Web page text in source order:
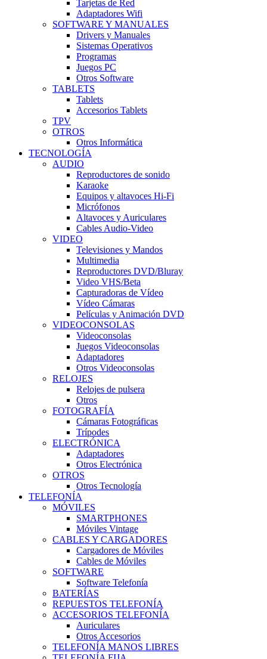
Tarjetas de Red
Adaptadores Wifi
SOFTWARE Y MANUALES
Drivers y Manuales
Sistemas Operativos
Programas
Juegos PC
Otros Software
TABLETS
Tablets
Accesorios Tablets
TPV
OTROS
Otros Informática
TECNOLOGÍA
AUDIO
Reproductores de sonido
Karaoke
Equipos y altavoces Hi-Fi
Micrófonos
Altavoces y Auriculares
Cables Audio-Video
VIDEO
Televisiones y Mandos
Multimedia
Reproductores DVD/Bluray
Video VHS/Beta
Capturadoras de Vídeo
Vídeo Cámaras
Películas y Animación DVD
VIDEOCONSOLAS
Videoconsolas
Juegos Videoconsolas
Adaptadores
Otros Videoconsolas
RELOJES
Relojes de pulsera
Otros
FOTOGRAFÍA
Cámaras Fotográficas
Trípodes
ELECTRÓNICA
Adaptadores
Otros Electrónica
OTROS
Otros Tecnología
TELEFONÍA
MÓVILES
SMARTPHONES
Móviles Vintage
CABLES Y CARGADORES
Cargadores de Móviles
Cables de Móviles
SOFTWARE
Software Telefonía
BATERÍAS
REPUESTOS TELEFONÍA
ACCESORIOS TELEFONÍA
Auriculares
Otros Accesorios
TELEFONÍA MANOS LIBRES